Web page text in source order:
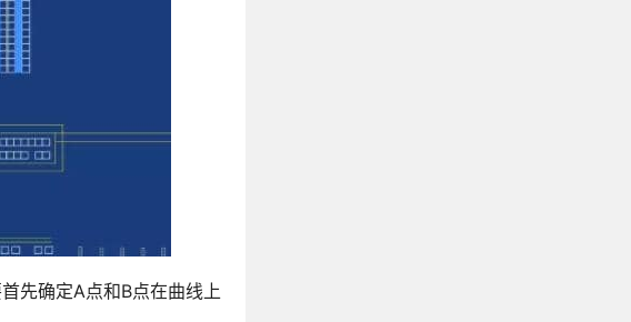
先确定A点和B点在曲线上